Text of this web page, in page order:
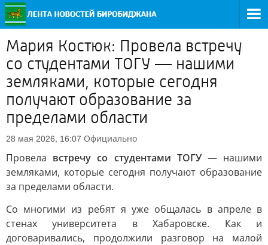
Мария Костюк: Провела встречу
со студентами ТОГУ — нашими
земляками, которые сегодня
получают образование за
пределами области
28 мая 2026, 16:07 Официально
Провела встречу со студентами ТОГУ — нашими
земляками, которые сегодня получают образование
за пределами области.
Со многими из ребят я уже общалась в апреле в
стенах университета в Хабаровске. Как и
договаривались, продолжили разговор на малой